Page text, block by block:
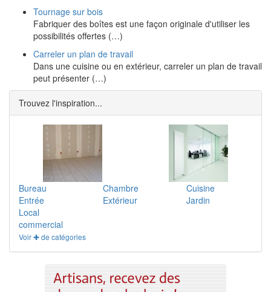
Tournage sur bois
Fabriquer des boîtes est une façon originale d'utiliser les
possibilités offertes (…)
Carreler un plan de travail
Dans une cuisine ou en extérieur, carreler un plan de travail
peut présenter (…)
Trouvez l'inspiration...
Bureau Chambre
Cuisine
Entrée
Extérieur
Jardin
Local
commercial
Voir ✚ de catégories